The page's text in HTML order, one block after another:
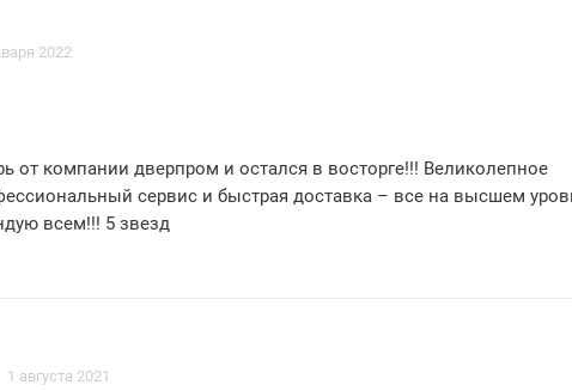
2022
от компании дверпром и остался в восторге!!! Великолепное
сервис и быстрая доставка – все на высшем
всем!!! 5 звезд
1 августа 2021